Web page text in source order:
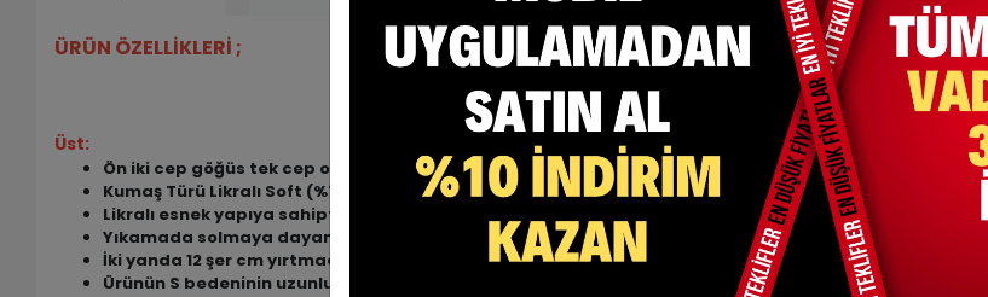
ÜRÜN ÖZELLİKLERİ ;
Üst:
Ön iki cep göğüs tek cep olmak üzere 3 adet cep mevcuttur.
Kumaş Türü Likralı Soft (%72 Poly + %25 Viscon + %3 Lycra )
Likralı esnek yapıya sahiptir.
Yıkamada solmaya dayanıklı olup kırışma yapmaz.
İki yanda 12 şer cm yırtmaç bulunmaktadır.
Ürünün S bedeninin uzunluğu 84 cm dir.